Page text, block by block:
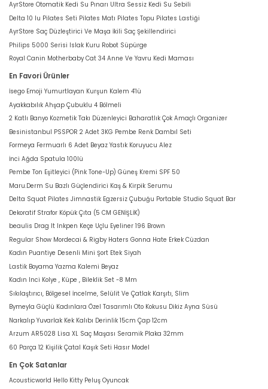
AyrStore Otomatik Kedi Su Pınarı Ultra Sessiz Kedi Su Sebili
Delta 10 lu Pilates Seti Pilates Matı Pilates Topu Pilates Lastiği
AyrStore Saç Düzleştirici Ve Maşa İkili Saç Şekillendirici
Philips 5000 Serisi Islak Kuru Robot Süpürge
Royal Canin Motherbaby Cat 34 Anne Ve Yavru Kedi Maması
En Favori Ürünler
İsego Emoji Yumurtlayan Kurşun Kalem 4'lü
Ayakkabılık Ahşap Çubuklu 4 Bölmeli
2 Katlı Banyo Kozmetik Takı Düzenleyici Baharatlık Çok Amaçlı Organizer
Besinistanbul PSSPOR 2 Adet 3KG Pembe Renk Dambıl Seti
Formeya Fermuarlı 6 Adet Beyaz Yastık Koruyucu Alez
İnci Ağda Spatula 100lü
Pembe Ton Eşitleyici (Pink Tone-Up) Güneş Kremi SPF 50
Maru.Derm Su Bazlı Güçlendirici Kaş & Kirpik Serumu
Delta Squat Pilates Jimnastik Egzersiz Çubuğu Portable Studio Squat Bar
Dekoratif Strafor Köpük Çıta (5 CM GENİŞLİK)
beaulis Drag It Inkpen Keçe Uçlu Eyeliner 196 Brown
Regular Show Mordecai & Rigby Haters Gonna Hate Erkek Cüzdan
Kadın Puantiye Desenli Mini Şort Etek Siyah
Lastik Boyama Yazma Kalemi Beyaz
Kadın Inci Kolye , Küpe , Bileklik Set -8 Mm
Sıkılaştırıcı, Bölgesel İncelme, Selülit Ve Çatlak Karşıtı, Slim
Bymeyla Güçlü Kadınlara Özel Tasarımlı Oto Kokusu Dikiz Ayna Süsü
Narkalıp Yuvarlak Kek Kalıbı Derinlik 15cm Çap 12cm
Arzum AR5028 Lisa XL Saç Maşası Seramik Plaka 32mm
60 Parça 12 Kişilik Çatal Kaşık Seti Hasır Model
En Çok Satanlar
Acousticworld Hello Kitty Peluş Oyuncak